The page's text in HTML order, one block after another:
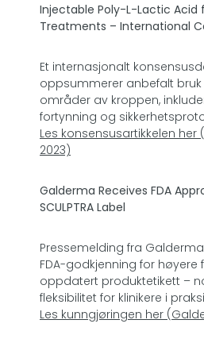
Injectable Poly-L-Lactic Acid
Treatments – International
Et internasjonalt
oppsummerer anbefalt bruk
områder av kroppen,
fortynning og
Les konsensusartikkelen her
2023)
Galderma Receives FDA
SCULPTRA Label
Pressemelding fra
FDA-godkjenning for høyere
oppdatert produktetikett –
fleksibilitet for klinikere i
Les kunngjøringen her